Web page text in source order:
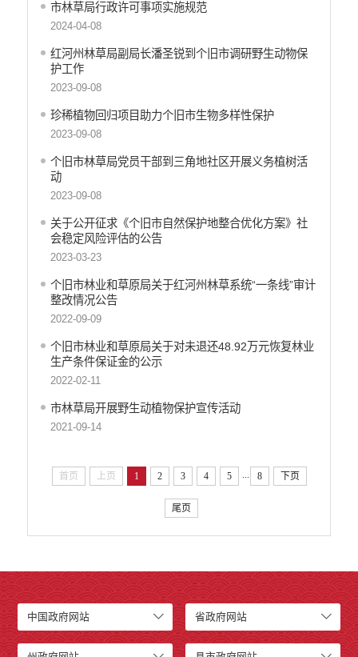
稳岗就业
乡村振兴
生态环境
义务教育
医疗卫生
养老服务
重大建设项目
社会救助
产品质量
食品药品监管
公共文化服务
安全生产
司法信息
市林草局行政许可事项实施规范
2024-04-08
红河州林草局副局长潘圣锐到个旧市调研野生动物保
护工作
2023-09-08
珍稀植物回归项目助力个旧市生物多样性保护
2023-09-08
个旧市林草局党员干部到三角地社区开展义务植树活
动
2023-09-08
关于公开征求《个旧市自然保护地整合优化方案》社
会稳定风险评估的公告
2023-03-23
个旧市林业和草原局关于红河州林草系统“一条线”审计
整改情况公告
2022-09-09
个旧市林业和草原局关于对未退还48.92万元恢复林业
生产条件保证金的公示
2022-02-11
市林草局开展野生动植物保护宣传活动
2021-09-14
首页 上页 1 2 3 4 5 ... 8 下页
尾页
中国政府网站 省政府网站